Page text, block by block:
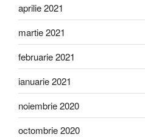
aprilie 2021
martie 2021
februarie 2021
ianuarie 2021
noiembrie 2020
octombrie 2020